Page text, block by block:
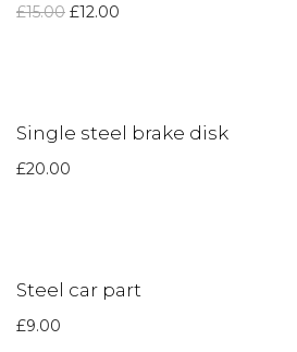
£15.00 £12.00
Single steel brake disk
£20.00
Steel car part
£9.00